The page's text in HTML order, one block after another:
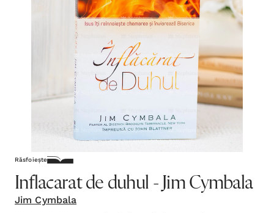
Răsfoiește
Inflacarat de duhul - Jim Cymbala
Jim Cymbala